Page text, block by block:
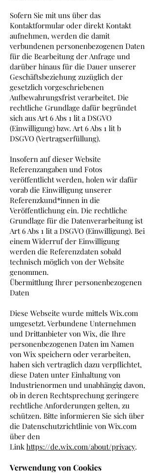
Sofern Sie mit uns über das
Kontaktformular oder direkt Kontakt
aufnehmen, werden die damit
verbundenen personenbezogenen Daten
für die Bearbeitung der Anfrage und
darüber hinaus für die Dauer unserer
Geschäftsbeziehung zuzüglich der
gesetzlich vorgeschriebenen
Aufbewahrungsfrist verarbeitet. Die
rechtliche Grundlage dafür begründet
sich aus Art 6 Abs 1 lit a DSGVO
(Einwilligung) bzw. Art 6 Abs 1 lit b
DSGVO (Vertragserfüllung).
Insofern auf dieser Website
Referenzangaben und Fotos
veröffentlicht werden, holen wir dafür
vorab die Einwilligung unserer
Referenzkund*innen in die
Veröffentlichung ein. Die rechtliche
Grundlage für die Datenverarbeitung ist
Art 6 Abs 1 lit a DSGVO (Einwilligung). Bei
einem Widerruf der Einwilligung
werden die Referenzdaten sobald
technisch möglich von der Website
genommen.
Übermittlung Ihrer personenbezogenen
Daten
Diese Webseite wurde mittels Wix.com
umgesetzt. ​Verbundene Unternehmen
und Drittanbieter von Wix, die Ihre
personenbezogenen Daten im Namen
von Wix speichern oder verarbeiten,
haben sich vertraglich dazu verpflichtet,
diese Daten unter Einhaltung von
Industrienormen und unabhängig davon,
ob in deren Rechtsprechung geringere
rechtliche Anforderungen gelten, zu
schützen. Bitte informieren Sie sich über
die Datenschutzrichtlinie von Wix.com
über den
Link https://de.wix.com/about/privacy.
Verwendung von Cookies